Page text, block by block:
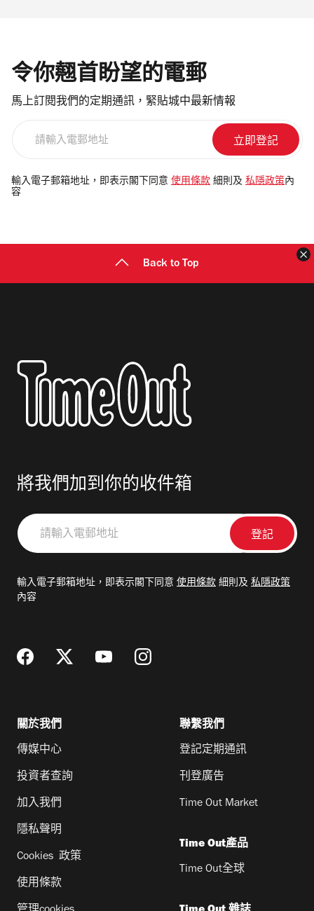
令你翹首盼望的電郵
馬上訂閱我們的定期通訊，緊貼城中最新情報
電
郵
輸入電子郵箱地址，即表示閣下同意 使用條款 細則及 私隱政策 內
容
Back to Top
將我們加到你的收件箱
請
輸
郵
輸入電子郵箱地址，即表示閣下同意 使用條款 細則及 私隱政策
內容
關於我們
傳媒中心
投資者查詢
加入我們
隱私聲明
Cookies 政策
使用條款
聯繫我們
登記定期通訊
刊登廣告
Time Out Market
Time Out產品
Time Out全球